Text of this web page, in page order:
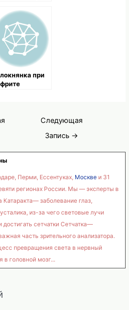
Перми, Ессентуках, Москве и 31
регионах России. Мы — эксперты в
Катаракта— заболевание глаз,
из-за чего световые лучи
достигать сетчатки Сетчатка—
часть зрительного анализатора.
превращения света в нервный
в головной мозг...
при
Следующая
Запись →